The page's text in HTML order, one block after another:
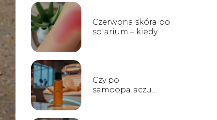
Czerwona skóra po
solarium – kiedy
Czy po
samoopalaczu